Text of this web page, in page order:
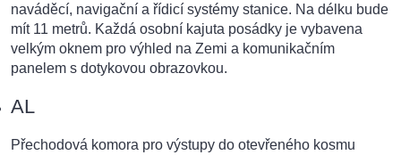
naváděcí, navigační a řídicí systémy stanice. Na délku bude
mít 11 metrů. Každá osobní kajuta posádky je vybavena
velkým oknem pro výhled na Zemi a komunikačním
panelem s dotykovou obrazovkou.
AL
Přechodová komora pro výstupy do otevřeného kosmu